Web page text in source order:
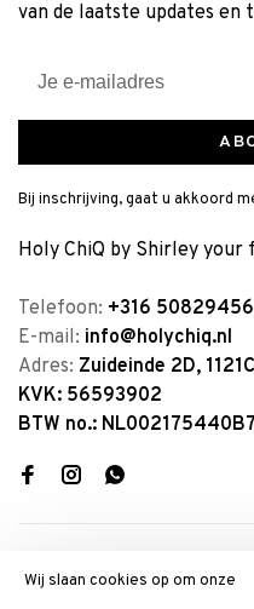
van de laatste updates en
Bij inschrijving, gaat u akkoord
Holy ChiQ by Shirley
Telefoon: +316 50829456
E-mail: info@holychiq.nl
Adres: Zuideinde 2D,
KVK: 56593902
BTW no.:
Wij slaan cookies op om onze